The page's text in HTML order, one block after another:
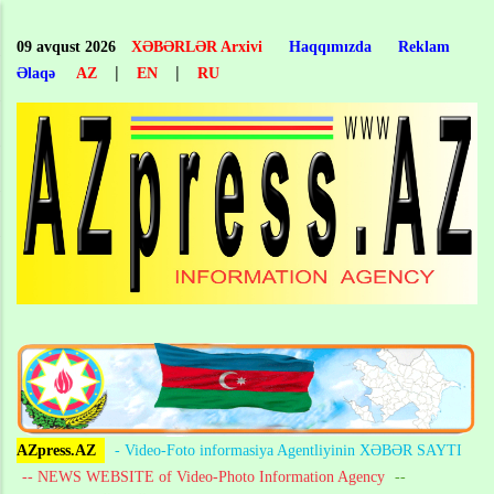
main
content
09 avqust 2026 XƏBƏRLƏR Arxivi Haqqımızda
Reklam
Əlaqə
AZ | EN | RU
AZpress.AZ
- Video-Foto informasiya Agentliyinin XƏBƏR SAYTI
-- NEWS WEBSITE of Video-Photo Information Agency --